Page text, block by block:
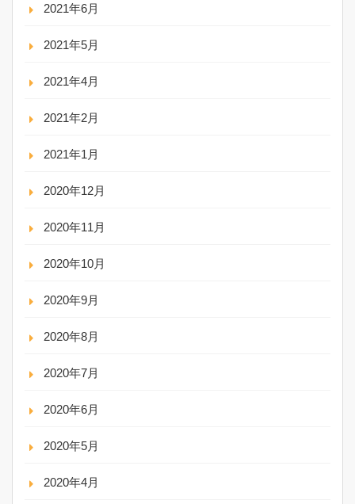
2021年6月
2021年5月
2021年4月
2021年2月
2021年1月
2020年12月
2020年11月
2020年10月
2020年9月
2020年8月
2020年7月
2020年6月
2020年5月
2020年4月